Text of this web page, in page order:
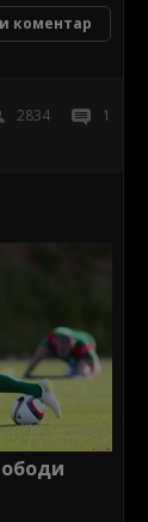
коментар
2834 1